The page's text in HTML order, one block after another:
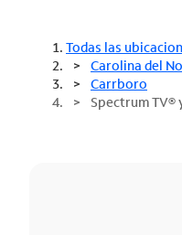
Todas las
Carolina del
Carrboro
Spectrum TV®